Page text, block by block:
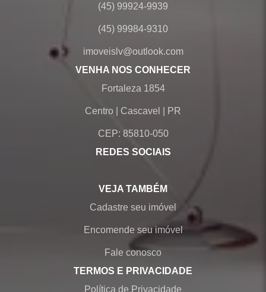
(45) 99924-9939
(45) 99984-9310
imoveislv@outlook.com
VENHA NOS CONHECER
Fortaleza 1854
Centro Cascavel PR
CEP: 85810-050
REDES SOCIAIS
VEJA TAMBÉM
Cadastre seu imóvel
Encomende seu imóvel
Fale conosco
TERMOS E PRIVACIDADE
Política de Privacidade